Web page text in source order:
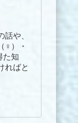
や、
♀）・
た知
ればと